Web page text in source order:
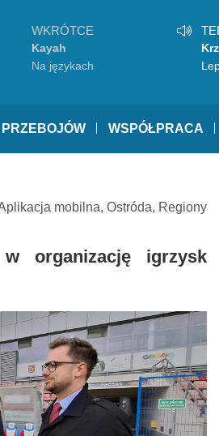
WKRÓTCE
Kayah
Na językach
PRZEBOJÓW WSPÓŁPRACA
mobilna, Ostróda, Regiony
organizację igrzysk